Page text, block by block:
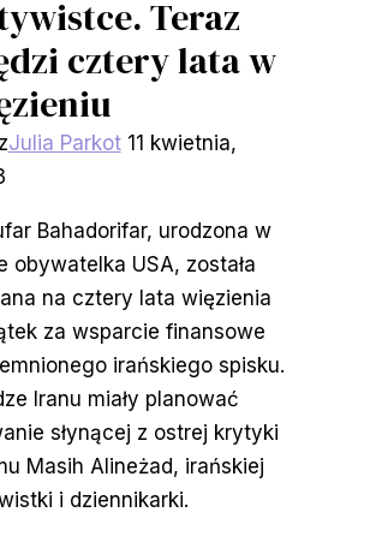
Teraz
cztery lata w
Julia Parkot 11 kwietnia,
Bahadorifar, urodzona w
obywatelka USA, została
na cztery lata więzienia
za wsparcie finansowe
irańskiego spisku.
Iranu miały planować
słynącej z ostrej krytyki
Masih Alineżad, irańskiej
i dziennikarki.